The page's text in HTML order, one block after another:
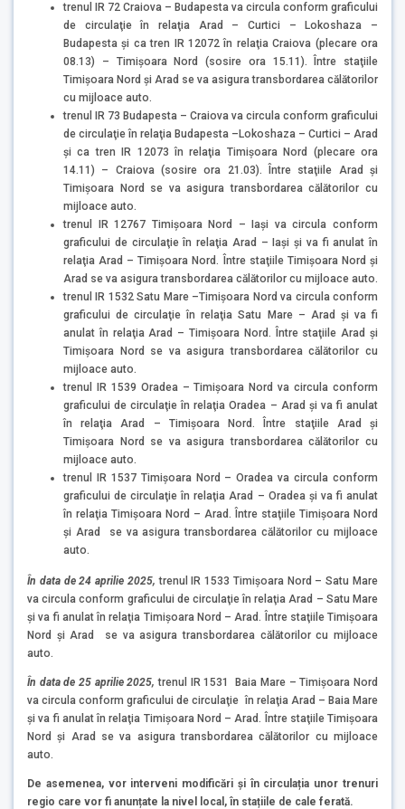
trenul IR 72 Craiova – Budapesta va circula conform graficului
de circulaţie în relaţia Arad – Curtici – Lokoshaza –
Budapesta şi ca tren IR 12072 în relaţia Craiova (plecare ora
08.13) – Timişoara Nord (sosire ora 15.11). Între staţiile
Timişoara Nord şi Arad se va asigura transbordarea călătorilor
cu mijloace auto.
trenul IR 73 Budapesta – Craiova va circula conform graficului
de circulaţie în relaţia Budapesta –Lokoshaza – Curtici – Arad
şi ca tren IR 12073 în relaţia Timişoara Nord (plecare ora
14.11) – Craiova (sosire ora 21.03). Între staţiile Arad şi
Timişoara Nord se va asigura transbordarea călătorilor cu
mijloace auto.
trenul IR 12767 Timişoara Nord – Iaşi va circula conform
graficului de circulaţie în relaţia Arad – Iaşi şi va fi anulat în
relaţia Arad – Timişoara Nord. Între staţiile Timişoara Nord şi
Arad se va asigura transbordarea călătorilor cu mijloace auto.
trenul IR 1532 Satu Mare –Timișoara Nord va circula conform
graficului de circulaţie în relaţia Satu Mare – Arad şi va fi
anulat în relaţia Arad – Timişoara Nord. Între staţiile Arad şi
Timişoara Nord se va asigura transbordarea călătorilor cu
mijloace auto.
trenul IR 1539 Oradea – Timișoara Nord va circula conform
graficului de circulaţie în relaţia Oradea – Arad şi va fi anulat
în relaţia Arad – Timişoara Nord. Între staţiile Arad şi
Timişoara Nord se va asigura transbordarea călătorilor cu
mijloace auto.
trenul IR 1537 Timișoara Nord – Oradea va circula conform
graficului de circulaţie în relaţia Arad – Oradea şi va fi anulat
în relaţia Timişoara Nord – Arad. Între staţiile Timişoara Nord
şi Arad se va asigura transbordarea călătorilor cu mijloace
auto.
În data de 24 aprilie 2025, trenul IR 1533 Timișoara Nord – Satu Mare
va circula conform graficului de circulaţie în relaţia Arad – Satu Mare
şi va fi anulat în relaţia Timişoara Nord – Arad. Între staţiile Timişoara
Nord şi Arad se va asigura transbordarea călătorilor cu mijloace
auto.
În data de 25 aprilie 2025, trenul IR 1531 Baia Mare – Timișoara Nord
va circula conform graficului de circulaţie în relaţia Arad – Baia Mare
şi va fi anulat în relaţia Timişoara Nord – Arad. Între staţiile Timişoara
Nord şi Arad se va asigura transbordarea călătorilor cu mijloace
auto.
De asemenea, vor interveni modificări și în circulația unor trenuri
regio care vor fi anunțate la nivel local, în stațiile de cale ferată.